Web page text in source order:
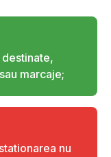
marcaje;
nu